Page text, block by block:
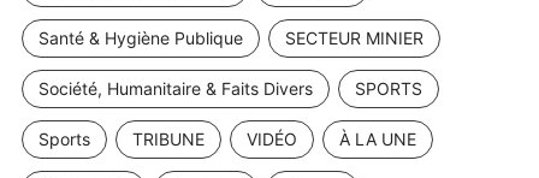
Santé & Hygiène Publique SECTEUR MINIER
Société, Humanitaire & Faits Divers SPORTS
Sports TRIBUNE VIDÉO À LA UNE